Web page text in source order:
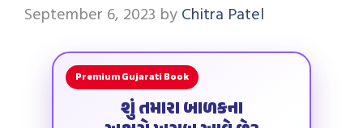
September 6, 2023 by Chitra Patel
Premium Gujarati Book
શું તમારા બાળકના